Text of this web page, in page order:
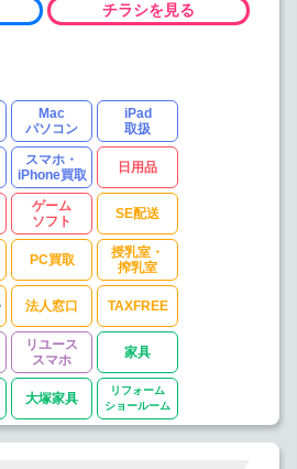
チラシを見る
Mac
パソコン
iPad
取扱
スマホ・
iPhone買取
日用品
ゲーム
ソフト
SE配送
PC買取
授乳室・
搾乳室
法人窓口 TAXFREE
リユース
スマホ
家具
大塚家具
リフォーム
ショールーム